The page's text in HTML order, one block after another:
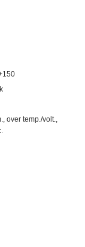
over temp./volt.,